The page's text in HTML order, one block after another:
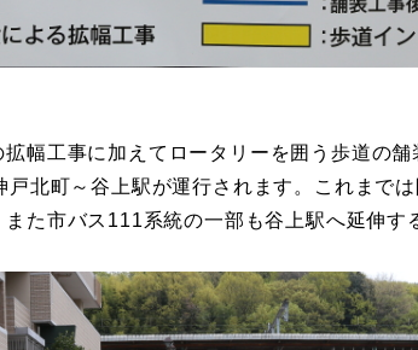
幅工事に加えてロータリーを囲う歩道の
北町～谷上駅が運行されます。これまで
た市バス111系統の一部も谷上駅へ延伸す